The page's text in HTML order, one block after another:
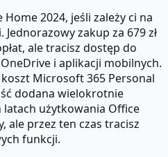
2024, jeśli zależy ci na
zakup za 679 zł
ale tracisz dostęp do
i aplikacji mobilnych.
Microsoft 365 Personal
dodana wielokrotnie
użytkowania Office
ale przez ten czas tracisz
funkcji.